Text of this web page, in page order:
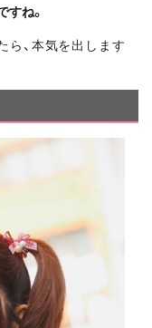
ね。
、本気を出します